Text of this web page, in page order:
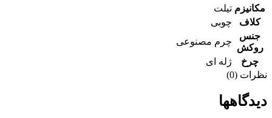
مکانیزم تیلت
کلاف
چوبی
جنس
روکش
چرم مصنوعی
چرخ
ژله ای
نظرات (0)
دیدگاهها